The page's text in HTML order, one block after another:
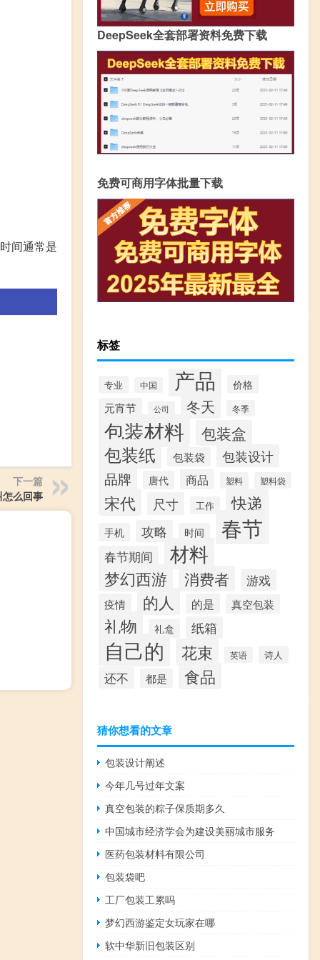
间通常是
下一篇
么回事
DeepSeek全套部署资料免费下载
免费可商用字体批量下载
标签
专业 中国 产品 价格
元宵节 公司 冬天 冬季
包装材料 包装盒
包装纸 包装袋 包装设计
品牌 唐代 商品 塑料 塑料袋
宋代 尺寸 工作 快递
手机 攻略 时间 春节
春节期间 材料
梦幻西游 消费者 游戏
疫情 的人 的是 真空包装
礼物 礼盒 纸箱
自己的 花束 英语 诗人
还不 都是 食品
猜你想看的文章
包装设计阐述
今年几号过年文案
真空包装的粽子保质期多久
中国城市经济学会为建设美丽城市服务
医药包装材料有限公司
包装袋吧
工厂包装工累吗
梦幻西游鉴定女玩家在哪
软中华新旧包装区别